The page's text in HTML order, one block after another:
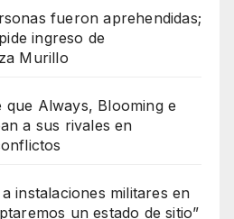
fueron aprehendidas;
ingreso de
Murillo
que Always, Blooming e
a sus rivales en
instalaciones militares en
un estado de sitio”